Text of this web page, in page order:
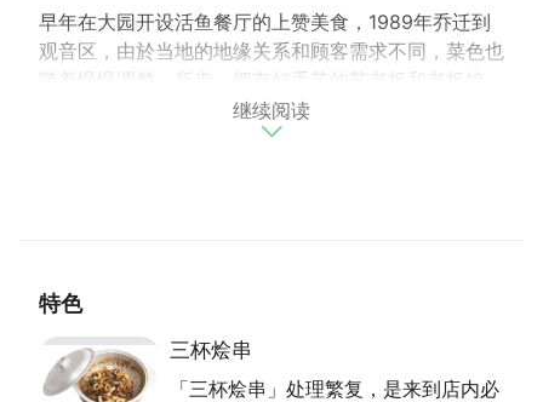
早年在大园开设活鱼餐厅的上赞美食，1989年乔迁到
观音区，由於当地的地缘关系和顾客需求不同，菜色也
随着慢慢调整。所幸，拥有好手艺的苏老板和老板娘，
一身的料理功夫赢得附近上班族和往来南北业务的掌
刻，也是最休闲的时光，全家对吃都很有兴趣，会相偕
去寻找新的餐厅品嚐美味，再从而讨论研发，找出符合
店内顾客的好味道。
继续阅读
特色
三杯烩串
「三杯烩串」处理繁复，是来到店内必